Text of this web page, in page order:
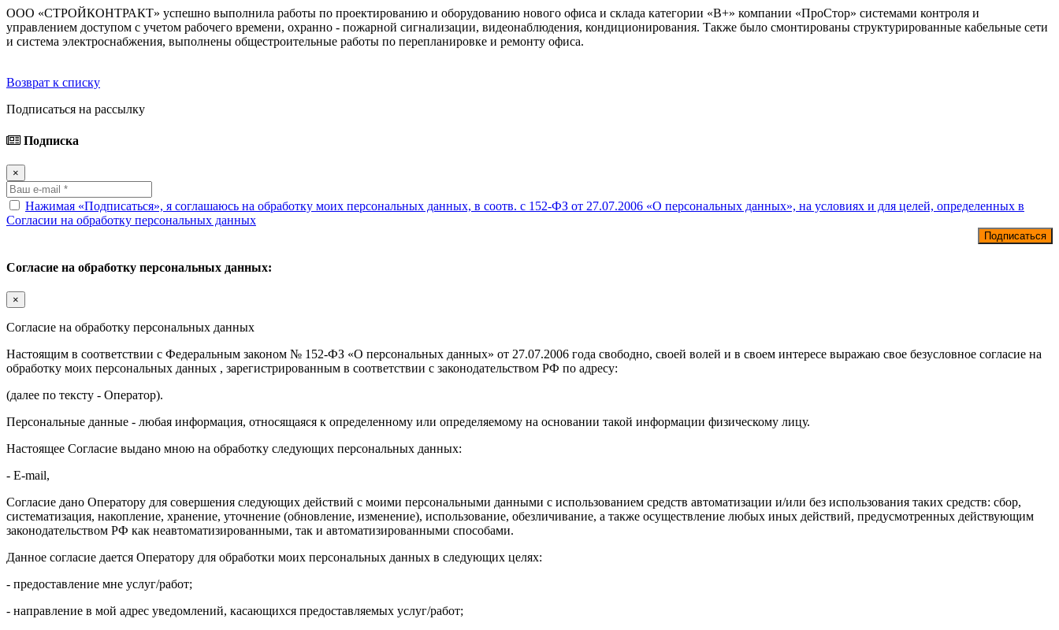
ООО «СТРОЙКОНТРАКТ» успешно выполнила работы по проектированию и оборудованию нового офиса и склада категории «В+» компании «ПроСтор» системами контроля и
управлением доступом с учетом рабочего времени, охранно - пожарной сигнализации, видеонаблюдения, кондиционирования. Также было смонтированы структурированные кабельные сети
и система электроснабжения, выполнены общестроительные работы по перепланировке и ремонту офиса.
Возврат к списку
Подписаться на рассылку
Подписка
×
Нажимая «Подписаться», я соглашаюсь на обработку моих персональных данных, в соотв. с 152-ФЗ от 27.07.2006 «О персональных данных», на условиях и для целей, определенных в
Согласии на обработку персональных данных
Согласие на обработку персональных данных:
×
Согласие на обработку персональных данных
Настоящим в соответствии с Федеральным законом № 152-ФЗ «О персональных данных» от 27.07.2006 года свободно, своей волей и в своем интересе выражаю свое безусловное согласие на
обработку моих персональных данных , зарегистрированным в соответствии с законодательством РФ по адресу:
(далее по тексту - Оператор).
Персональные данные - любая информация, относящаяся к определенному или определяемому на основании такой информации физическому лицу.
Настоящее Согласие выдано мною на обработку следующих персональных данных:
- E-mail,
Согласие дано Оператору для совершения следующих действий с моими персональными данными с использованием средств автоматизации и/или без использования таких средств: сбор,
систематизация, накопление, хранение, уточнение (обновление, изменение), использование, обезличивание, а также осуществление любых иных действий, предусмотренных действующим
законодательством РФ как неавтоматизированными, так и автоматизированными способами.
Данное согласие дается Оператору для обработки моих персональных данных в следующих целях:
- предоставление мне услуг/работ;
- направление в мой адрес уведомлений, касающихся предоставляемых услуг/работ;